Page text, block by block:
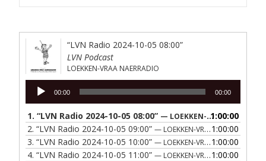
“LVN Radio 2024-10-05 08:00”
LVN Podcast
LOEKKEN-VRAA NAERRADIO
Lydafspiller
00:00 00:00
1. “LVN Radio 2024-10-05 08:00” — LOEKKEN-VRAA NAERRADIO 1:00:00
2. “LVN Radio 2024-10-05 09:00” — LOEKKEN-VRAA NAERRADIO
1:00:00
3. “LVN Radio 2024-10-05 10:00” — LOEKKEN-VRAA NAERRADIO
1:00:00
4. “LVN Radio 2024-10-05 11:00” — LOEKKEN-VRAA NAERRADIO
1:00:00